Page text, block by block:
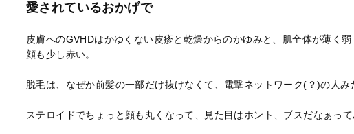
愛されているおかげで
皮膚へのGVHDはかゆくない皮疹と乾燥からのかゆみと、肌全体が薄く弱
顔も少し赤い。
脱毛は、なぜか前髪の一部だけ抜けなくて、電撃ネットワーク(？)の人み
ステロイドでちょっと顔も丸くなって、見た目はホント、ブスだなぁって